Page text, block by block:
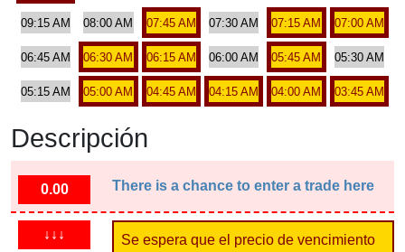
09:15 AM 08:00 AM 07:45 AM 07:30 AM 07:15 AM 07:00 AM
06:45 AM 06:30 AM 06:15 AM 06:00 AM 05:45 AM 05:30 AM
05:15 AM 05:00 AM 04:45 AM 04:15 AM 04:00 AM 03:45 AM
Descripción
0.00 There is a chance to enter a trade here
↓↓↓
Se espera que el precio de vencimiento